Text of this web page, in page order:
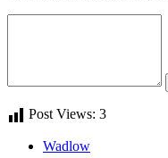
Post Views: 3
Wadlow